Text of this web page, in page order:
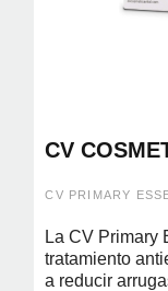
CV
CV PRIMARY
La CV Primary
tratamiento
a reducir